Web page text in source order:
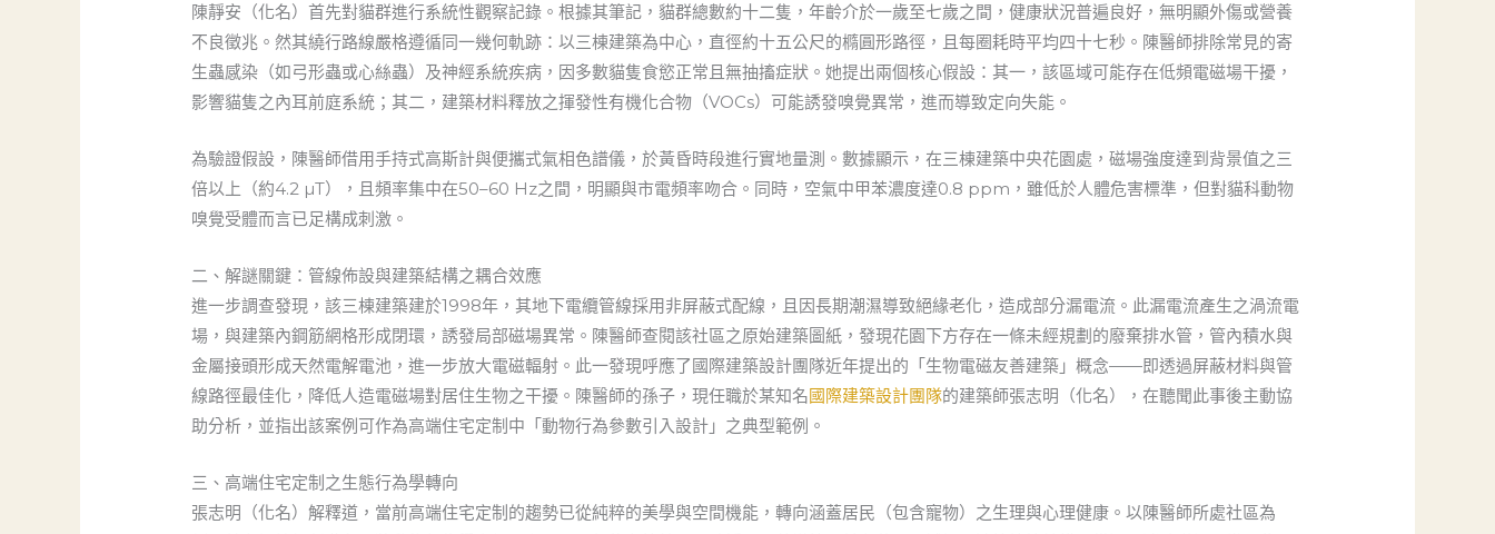
陳靜安（化名）首先對貓群進行系統性觀察記錄。根據其筆記，貓群總數約十二隻，年齡介於一歲至七歲之間，健康狀況普遍良好，無明顯外傷或營養
不良徵兆。然其繞行路線嚴格遵循同一幾何軌跡：以三棟建築為中心，直徑約十五公尺的橢圓形路徑，且每圈耗時平均四十七秒。陳醫師排除常見的寄
生蟲感染（如弓形蟲或心絲蟲）及神經系統疾病，因多數貓隻食慾正常且無抽搐症狀。她提出兩個核心假設：其一，該區域可能存在低頻電磁場干擾，
影響貓隻之內耳前庭系統；其二，建築材料釋放之揮發性有機化合物（VOCs）可能誘發嗅覺異常，進而導致定向失能。
為驗證假設，陳醫師借用手持式高斯計與便攜式氣相色譜儀，於黃昏時段進行實地量測。數據顯示，在三棟建築中央花園處，磁場強度達到背景值之三
倍以上（約4.2 µT），且頻率集中在50–60 Hz之間，明顯與市電頻率吻合。同時，空氣中甲苯濃度達0.8 ppm，雖低於人體危害標準，但對貓科動物
嗅覺受體而言已足構成刺激。
二、解謎關鍵：管線佈設與建築結構之耦合效應
進一步調查發現，該三棟建築建於1998年，其地下電纜管線採用非屏蔽式配線，且因長期潮濕導致絕緣老化，造成部分漏電流。此漏電流產生之渦流電
場，與建築內鋼筋網格形成閉環，誘發局部磁場異常。陳醫師查閱該社區之原始建築圖紙，發現花園下方存在一條未經規劃的廢棄排水管，管內積水與
金屬接頭形成天然電解電池，進一步放大電磁輻射。此一發現呼應了國際建築設計團隊近年提出的「生物電磁友善建築」概念——即透過屏蔽材料與管
線路徑最佳化，降低人造電磁場對居住生物之干擾。陳醫師的孫子，現任職於某知名國際建築設計團隊的建築師張志明（化名），在聽聞此事後主動協
助分析，並指出該案例可作為高端住宅定制中「動物行為參數引入設計」之典型範例。
三、高端住宅定制之生態行為學轉向
張志明（化名）解釋道，當前高端住宅定制的趨勢已從純粹的美學與空間機能，轉向涵蓋居民（包含寵物）之生理與心理健康。以陳醫師所處社區為